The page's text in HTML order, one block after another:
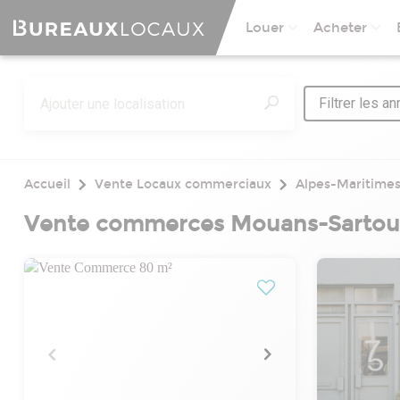
Louer Acheter
Filtrer les
Accueil Vente Locaux commerciaux Alpes-Maritimes
Vente commerces Mouans-